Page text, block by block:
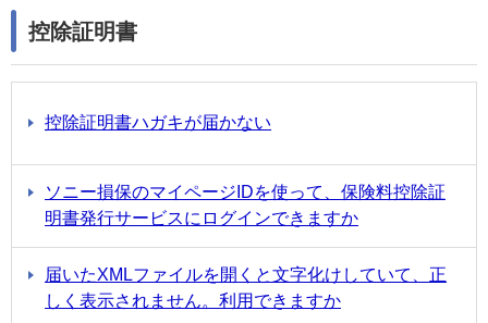
控除証明書
控除証明書ハガキが届かない
ソニー損保のマイページIDを使って、保険料控除証
明書発行サービスにログインできますか
届いたXMLファイルを開くと文字化けしていて、正
しく表示されません。利用できますか